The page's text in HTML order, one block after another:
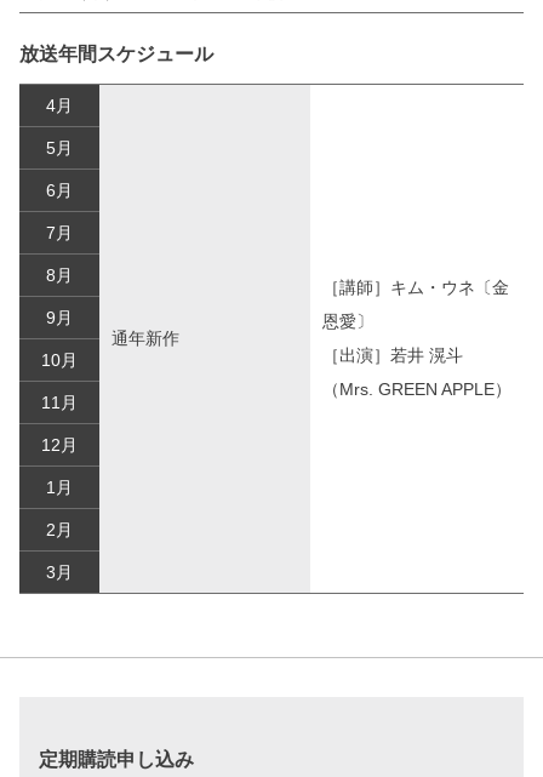
放送年間スケジュール
4月
通年新作
［講師］キム・ウネ〔金
恩愛〕
［出演］若井 滉斗
（Mrs. GREEN APPLE）
5月
6月
7月
8月
9月
10月
11月
12月
1月
2月
3月
定期購読申し込み